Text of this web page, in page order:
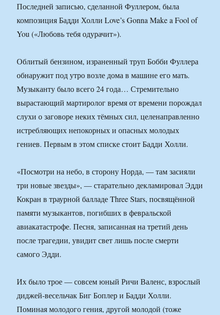
Последней записью, сделанной Фуллером, была
композиция Бадди Холли Love’s Gonna Make a Fool of
You («Любовь тебя одурачит»).
Облитый бензином, израненный труп Бобби Фуллера
обнаружит под утро возле дома в машине его мать.
Музыканту было всего 24 года… Стремительно
вырастающий мартиролог время от времени порождал
слухи о заговоре неких тёмных сил, целенаправленно
истребляющих непокорных и опасных молодых
гениев. Первым в этом списке стоит Бадди Холли.
«Посмотри на небо, в сторону Норда, — там засияли
три новые звезды», — старательно декламировал Эдди
Кокран в траурной балладе Three Stars, посвящённой
памяти музыкантов, погибших в февральской
авиакатастрофе. Песня, записанная на третий день
после трагедии, увидит свет лишь после смерти
самого Эдди.
Их было трое — совсем юный Ричи Валенс, взрослый
диджей-весельчак Биг Боплер и Бадди Холли.
Поминая молодого гения, другой молодой (тоже